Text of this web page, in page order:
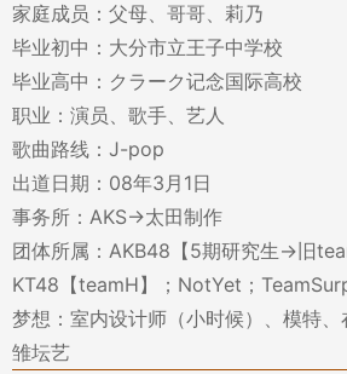
家庭成员：父母、哥哥、莉乃
毕业初中：大分市立王子中学校
毕业高中：クラーク记念国际高校
职业：演员、歌手、艺人
歌曲路线：J-pop
出道日期：08年3月1日
事务所：AKS→太田制作
团体所属：AKB48【5期研究生→旧
KT48【teamH】；NotYet；
梦想：室内设计师（小时候）、模特
雏坛艺